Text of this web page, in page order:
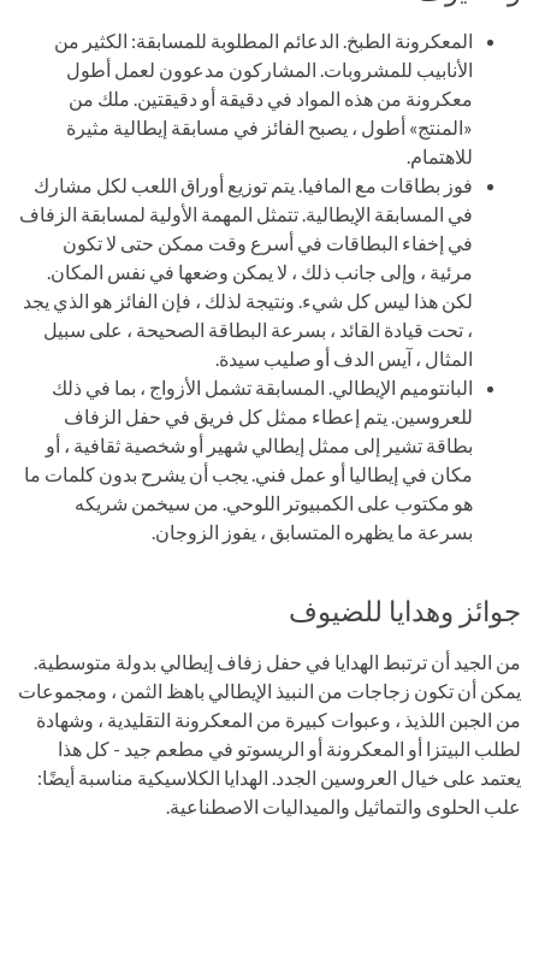
المعكرونة الطبخ. الدعائم المطلوبة للمسابقة: الكثير من
الأنابيب للمشروبات. المشاركون مدعوون لعمل أطول
معكرونة من هذه المواد في دقيقة أو دقيقتين. ملك من
«المنتج» أطول ، يصبح الفائز في مسابقة إيطالية مثيرة
للاهتمام.
فوز بطاقات مع المافيا. يتم توزيع أوراق اللعب لكل مشارك
في المسابقة الإيطالية. تتمثل المهمة الأولية لمسابقة الزفاف
في إخفاء البطاقات في أسرع وقت ممكن حتى لا تكون
مرئية ، وإلى جانب ذلك ، لا يمكن وضعها في نفس المكان.
لكن هذا ليس كل شيء. ونتيجة لذلك ، فإن الفائز هو الذي يجد
، تحت قيادة القائد ، بسرعة البطاقة الصحيحة ، على سبيل
المثال ، آيس الدف أو صليب سيدة.
البانتوميم الإيطالي. المسابقة تشمل الأزواج ، بما في ذلك
للعروسين. يتم إعطاء ممثل كل فريق في حفل الزفاف
بطاقة تشير إلى ممثل إيطالي شهير أو شخصية ثقافية ، أو
مكان في إيطاليا أو عمل فني. يجب أن يشرح بدون كلمات ما
هو مكتوب على الكمبيوتر اللوحي. من سيخمن شريكه
بسرعة ما يظهره المتسابق ، يفوز الزوجان.
جوائز وهدايا للضيوف
من الجيد أن ترتبط الهدايا في حفل زفاف إيطالي بدولة متوسطية.
يمكن أن تكون زجاجات من النبيذ الإيطالي باهظ الثمن ، ومجموعات
من الجبن اللذيذ ، وعبوات كبيرة من المعكرونة التقليدية ، وشهادة
لطلب البيتزا أو المعكرونة أو الريسوتو في مطعم جيد - كل هذا
يعتمد على خيال العروسين الجدد. الهدايا الكلاسيكية مناسبة أيضًا:
علب الحلوى والتماثيل والميداليات الاصطناعية.